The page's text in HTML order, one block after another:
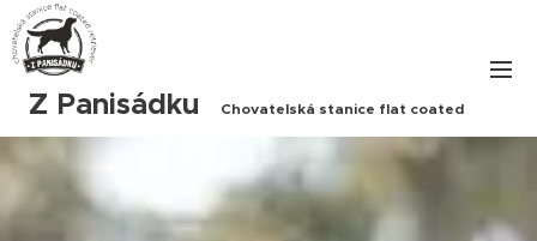
Z Panisádku Chovatelská stanice flat coated
retriever